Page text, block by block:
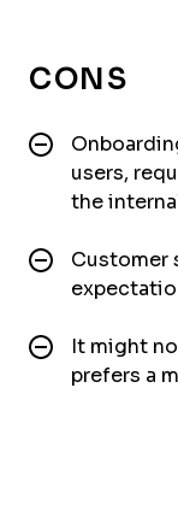
CONS
users,
the
Customer
It might
prefers a